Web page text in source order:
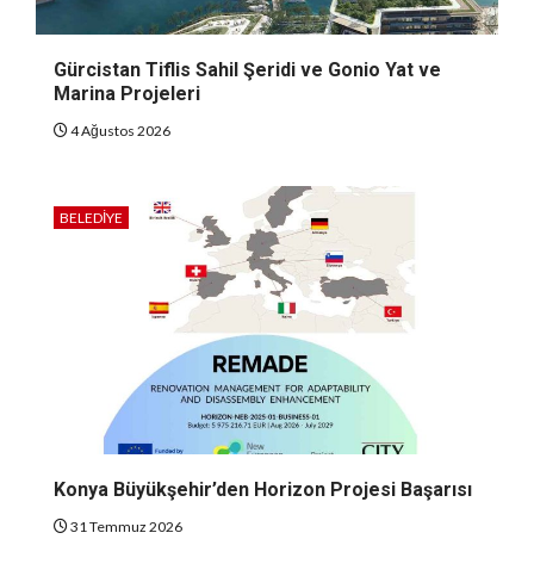
Gürcistan Tiflis Sahil Şeridi ve Gonio Yat ve
Marina Projeleri
4 Ağustos 2026
BELEDIYE
Konya Büyükşehir’den Horizon Projesi Başarısı
31 Temmuz 2026